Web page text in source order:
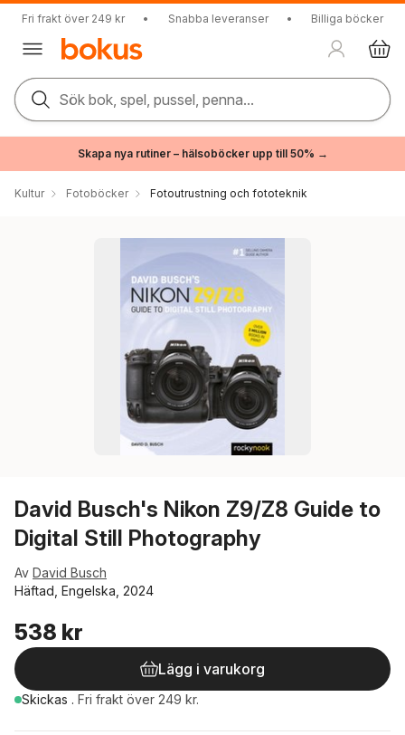
Fri frakt över 249 kr • Snabba leveranser • Billiga böcker
Sök bok, spel, pussel, penna...
Skapa nya rutiner – hälsoböcker upp till 50% →
Kultur Fotoböcker Fotoutrustning och fototeknik
David Busch's Nikon Z9/Z8 Guide to
Digital Still Photography
Av David Busch
Häftad, Engelska, 2024
538 kr
Lägg i varukorg
Skickas . Fri frakt över 249 kr.